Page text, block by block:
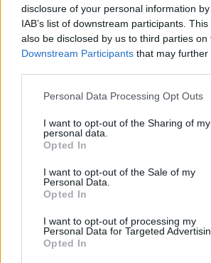
disclosure of your personal information
IAB’s list of downstream participants.
also be disclosed by us to third parties on
Downstream Participants that may
Please note that this website/app uses
not limited to your visit or usage
grant or deny consent to Google and its
use your data for below specified
consent section.
Personal Data Processing Opt Outs
I want to opt-out of the Sharing of my
personal data.
Opted In
I want to opt-out of the Sale of my
Personal Data.
Opted In
I want to opt-out of processing my
Personal Data for Targeted
Opted In
Ajánlott bejegyzések:
Új élet költözött a